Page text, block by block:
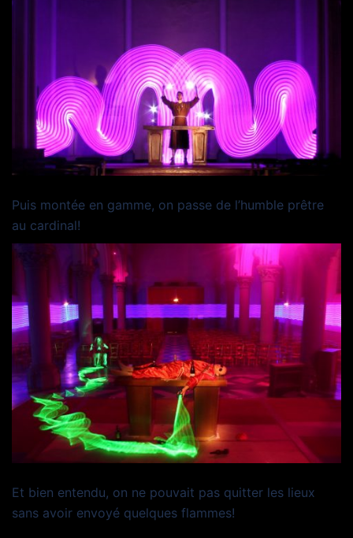
Puis montée en gamme, on passe de l’humble prêtre
au cardinal!
Et bien entendu, on ne pouvait pas quitter les lieux
sans avoir envoyé quelques flammes!